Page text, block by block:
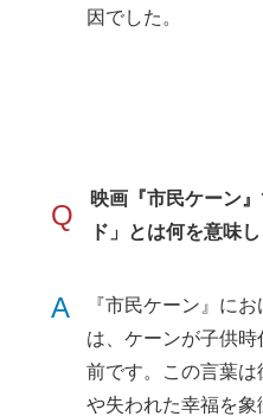
因でした。
Q
映画『市民ケーン
ド」とは何を意味
A
『市民ケーン』に
は、ケーンが子供
前です。この言葉
や失われた幸福を象